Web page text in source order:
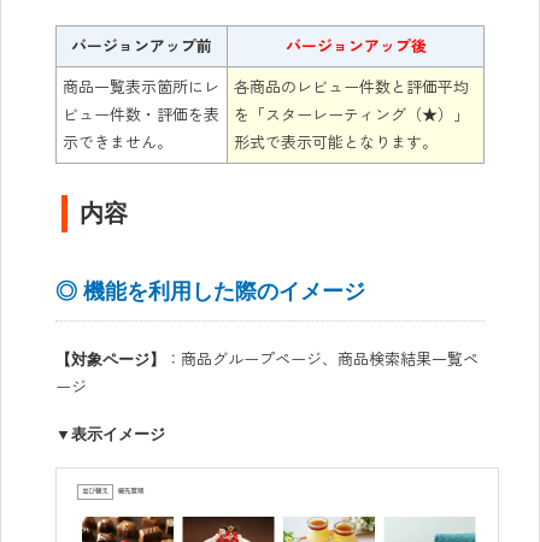
バージョンアップ前 バージョンアップ後
商品一覧表示箇所にレ
ビュー件数・評価を表
示できません。
各商品のレビュー件数と評価平均
を「スターレーティング（★）」
形式で表示可能となります。
内容
◎ 機能を利用した際のイメージ
【対象ページ】
：商品グループページ、商品検索結果一覧ペ
ージ
▼表示イメージ